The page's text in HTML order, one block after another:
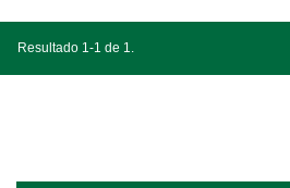
Resultado 1-1 de 1.